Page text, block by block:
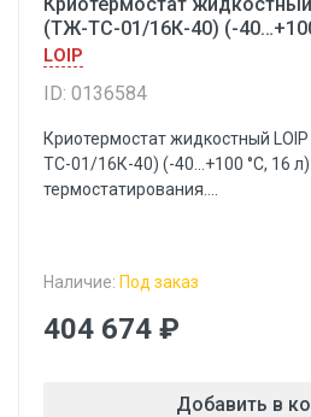
(ТЖ-ТС-01/16К-40) (-
LOIP
ID: 0136584
Криотермостат жидкостный
ТС-01/16К-40) (-40…+100 °С, 16
термостатирования....
Наличие: Под заказ
404 674 ₽
Добавить в